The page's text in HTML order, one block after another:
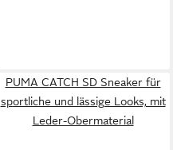
PUMA CATCH SD Sneaker für
sportliche und lässige Looks, mit
Leder-Obermaterial